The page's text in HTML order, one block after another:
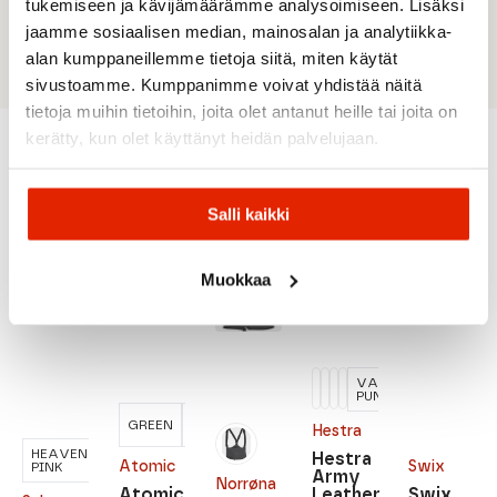
tukemiseen ja kävijämäärämme analysoimiseen. Lisäksi
jaamme sosiaalisen median, mainosalan ja analytiikka-
alan kumppaneillemme tietoja siitä, miten käytät
sivustoamme. Kumppanimme voivat yhdistää näitä
tietoja muihin tietoihin, joita olet antanut heille tai joita on
kerätty, kun olet käyttänyt heidän palvelujaan.
Salli kaikki
Muokkaa
valjaisiin)
Saatavana myös 3- ja 5-sormisina malleina
Suositeltua sinulle
HEAVENLY
PINK
LAVENTELI
Atomic
GREEN
PURPULE
MAROON
Norrøna
Hestra
Hestra
Army
VAALEAN
PUNAINEN
Swix